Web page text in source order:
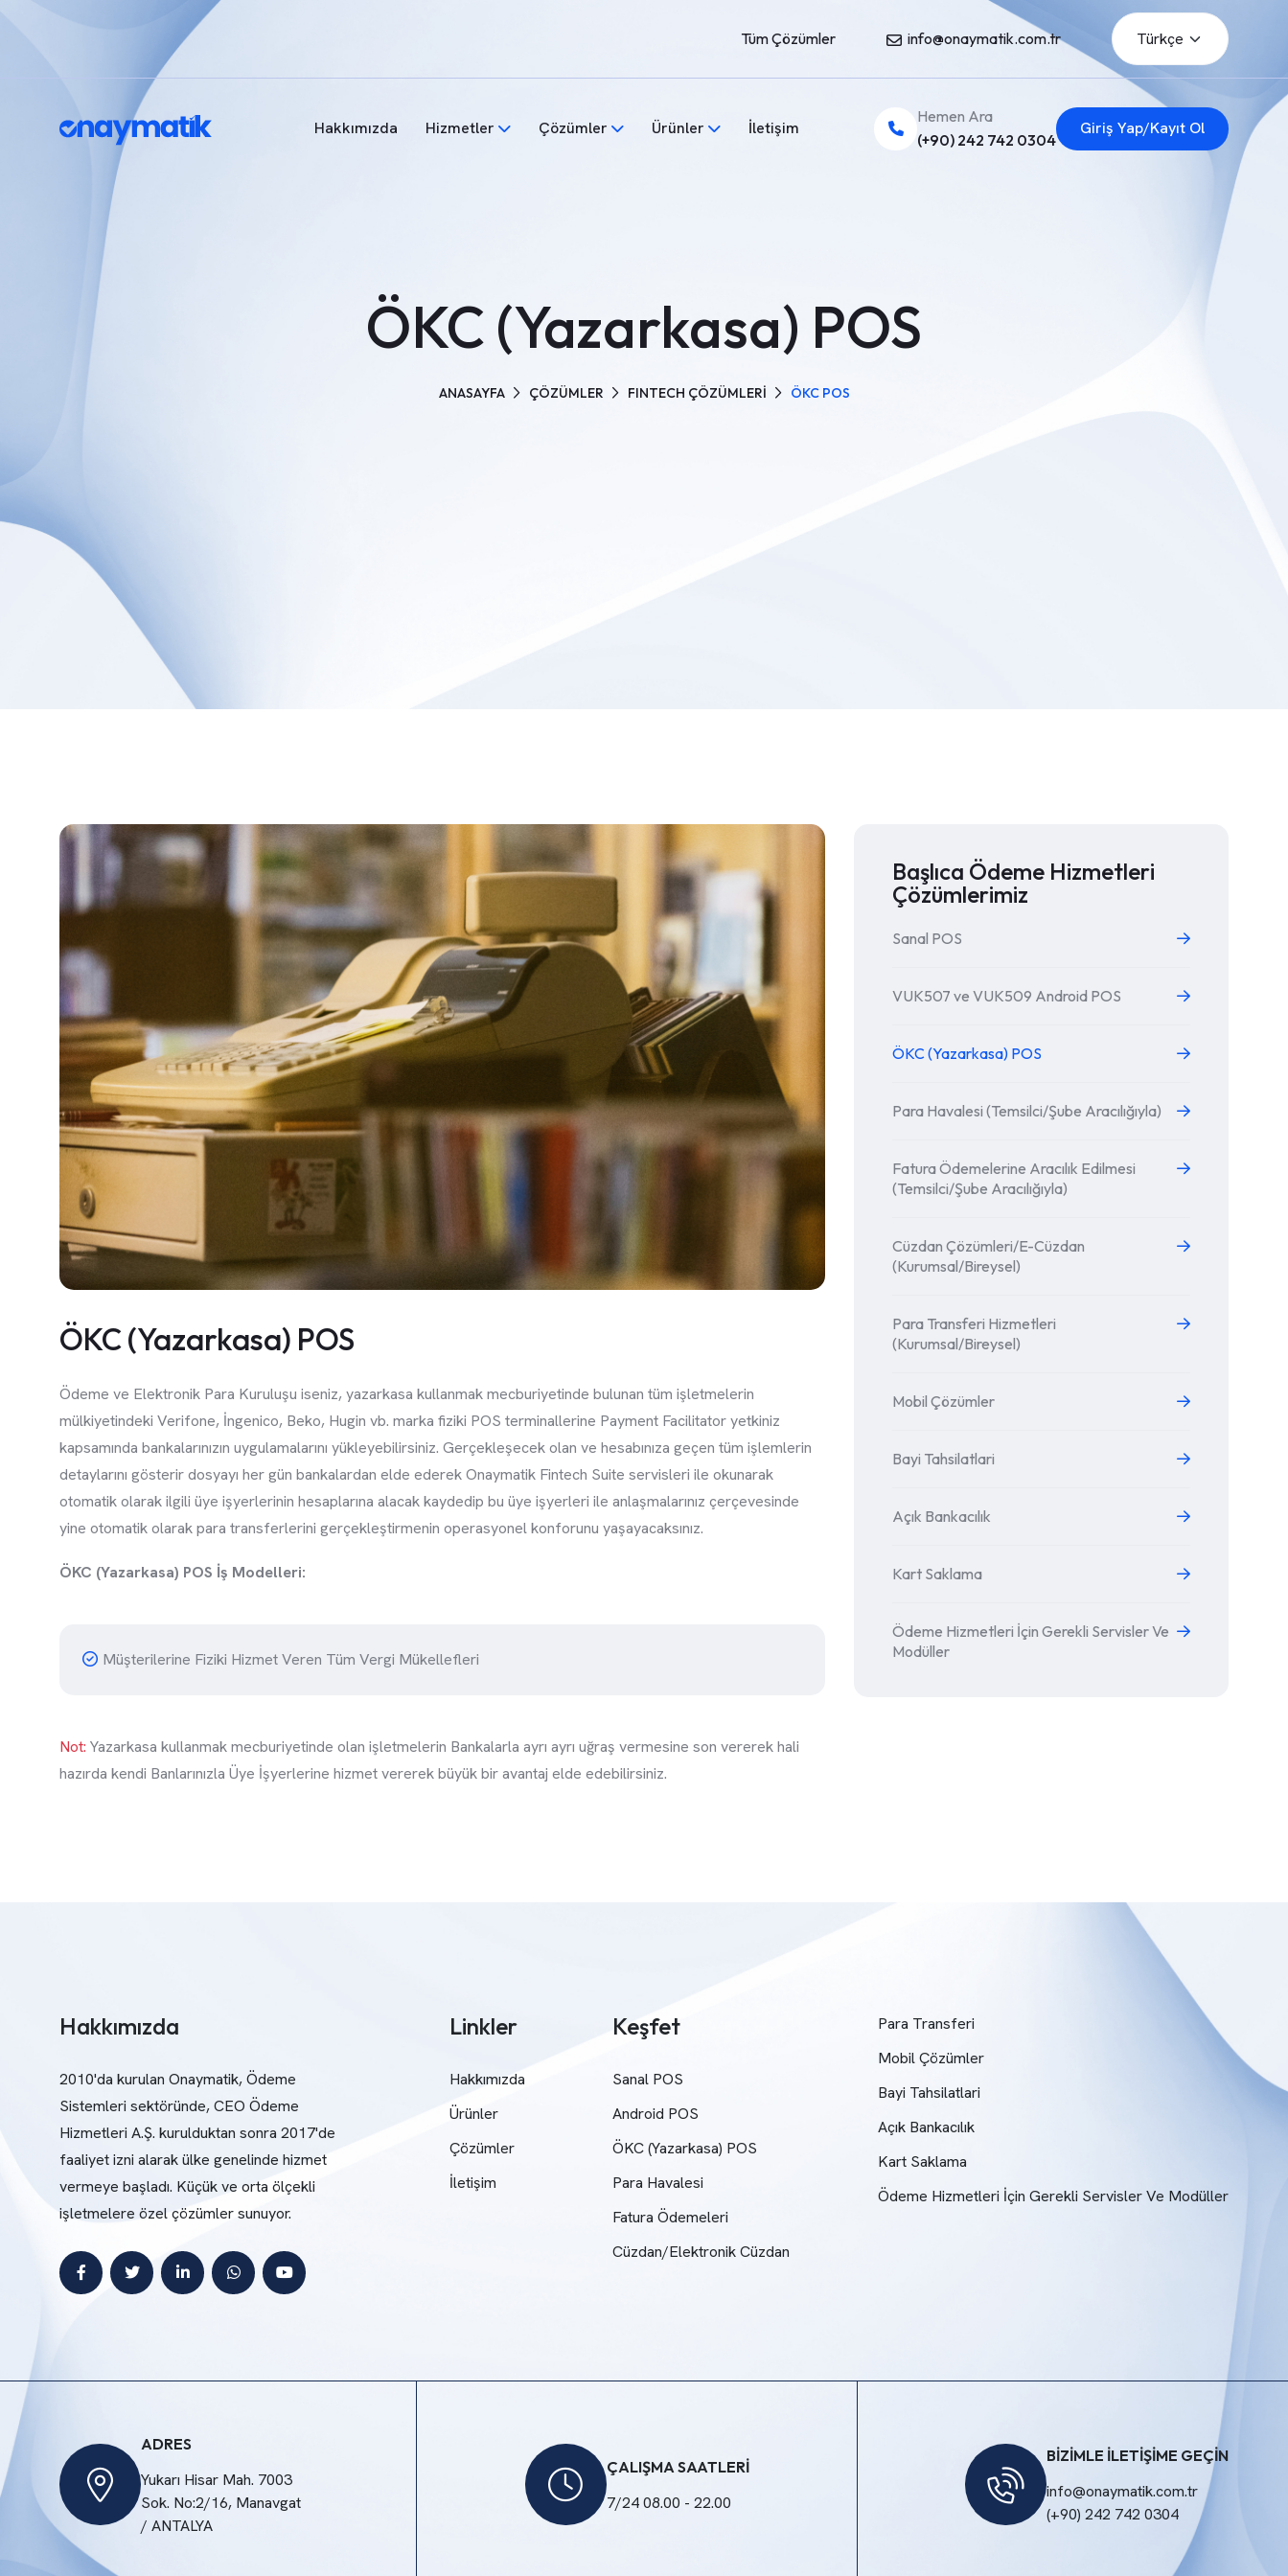
Tüm Çözümler info@onaymatik.com.tr
Hakkımızda Hizmetler Çözümler Ürünler İletişim
Hemen Ara
(+90) 242 742 0304
Giriş Yap/Kayıt Ol
ÖKC (Yazarkasa) POS
ANASAYFA ÇÖZÜMLER FINTECH ÇÖZÜMLERİ ÖKC POS
ÖKC (Yazarkasa) POS
Ödeme ve Elektronik Para Kuruluşu iseniz, yazarkasa kullanmak mecburiyetinde bulunan tüm işletmelerin
mülkiyetindeki Verifone, İngenico, Beko, Hugin vb. marka fiziki POS terminallerine Payment Facilitator yetkiniz
kapsamında bankalarınızın uygulamalarını yükleyebilirsiniz. Gerçekleşecek olan ve hesabınıza geçen tüm işlemlerin
detaylarını gösterir dosyayı her gün bankalardan elde ederek Onaymatik Fintech Suite servisleri ile okunarak
otomatik olarak ilgili üye işyerlerinin hesaplarına alacak kaydedip bu üye işyerleri ile anlaşmalarınız çerçevesinde
yine otomatik olarak para transferlerini gerçekleştirmenin operasyonel konforunu yaşayacaksınız.
ÖKC (Yazarkasa) POS İş Modelleri:
Müşterilerine Fiziki Hizmet Veren Tüm Vergi Mükellefleri
Not: Yazarkasa kullanmak mecburiyetinde olan işletmelerin Bankalarla ayrı ayrı uğraş vermesine son vererek hali
hazırda kendi Banlarınızla Üye İşyerlerine hizmet vererek büyük bir avantaj elde edebilirsiniz.
Başlıca Ödeme Hizmetleri
Çözümlerimiz
Sanal POS
VUK507 ve VUK509 Android POS
ÖKC (Yazarkasa) POS
Para Havalesi (Temsilci/Şube Aracılığıyla)
Fatura Ödemelerine Aracılık Edilmesi
(Temsilci/Şube Aracılığıyla)
Cüzdan Çözümleri/E-Cüzdan
(Kurumsal/Bireysel)
Para Transferi Hizmetleri
(Kurumsal/Bireysel)
Mobil Çözümler
Bayi Tahsilatlari
Açık Bankacılık
Kart Saklama
Ödeme Hizmetleri İçin Gerekli Servisler Ve
Modüller
Hakkımızda
2010'da kurulan Onaymatik, Ödeme
Sistemleri sektöründe, CEO Ödeme
Hizmetleri A.Ş. kurulduktan sonra 2017'de
faaliyet izni alarak ülke genelinde hizmet
vermeye başladı. Küçük ve orta ölçekli
işletmelere özel çözümler sunuyor.
Linkler
Hakkımızda
Ürünler
Çözümler
İletişim
Keşfet
Sanal POS
Android POS
ÖKC (Yazarkasa) POS
Para Havalesi
Fatura Ödemeleri
Cüzdan/Elektronik Cüzdan
Para Transferi
Mobil Çözümler
Bayi Tahsilatlari
Açık Bankacılık
Kart Saklama
Ödeme Hizmetleri İçin Gerekli Servisler Ve Modüller
ADRES
Yukarı Hisar Mah. 7003
Sok. No:2/16, Manavgat
/ ANTALYA
ÇALIŞMA SAATLERİ
7/24 08.00 - 22.00
BİZİMLE İLETİŞİME GEÇİN
info@onaymatik.com.tr
(+90) 242 742 0304